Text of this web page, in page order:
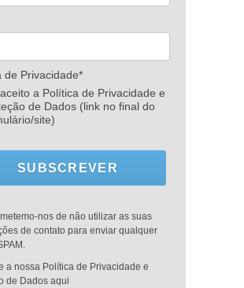
de Privacidade*
a Política de Privacidade e
de Dados (link no final do
site)
SUBSCREVER
nos de não utilizar as suas
de contato para enviar qualquer
a nossa Política de Privacidade e
de Dados aqui